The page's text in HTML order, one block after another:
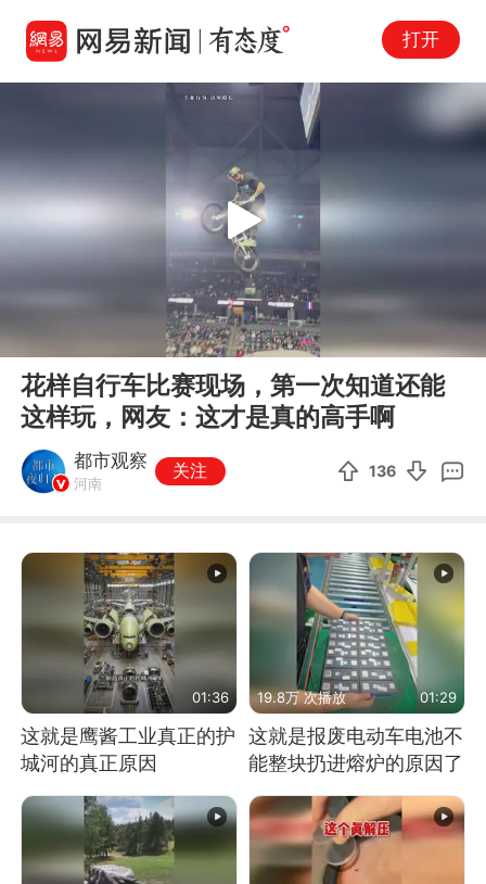
打开
Play
花样自行车比赛现场，第一次知道还能
这样玩，网友：这才是真的高手啊
都市观察
河南
关注 136
01:36
这就是鹰酱工业真正的护
城河的真正原因
19.8万 次播放 01:29
这就是报废电动车电池不
能整块扔进熔炉的原因了